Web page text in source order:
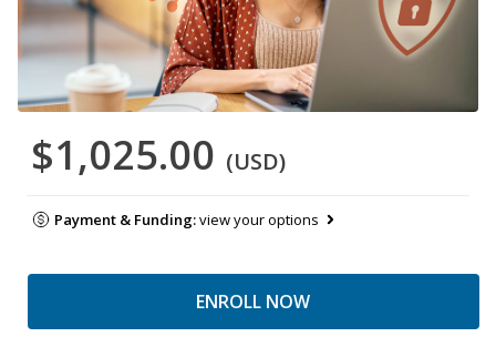
$1,025.00 (USD)
Payment & Funding:view your options
ENROLL NOW